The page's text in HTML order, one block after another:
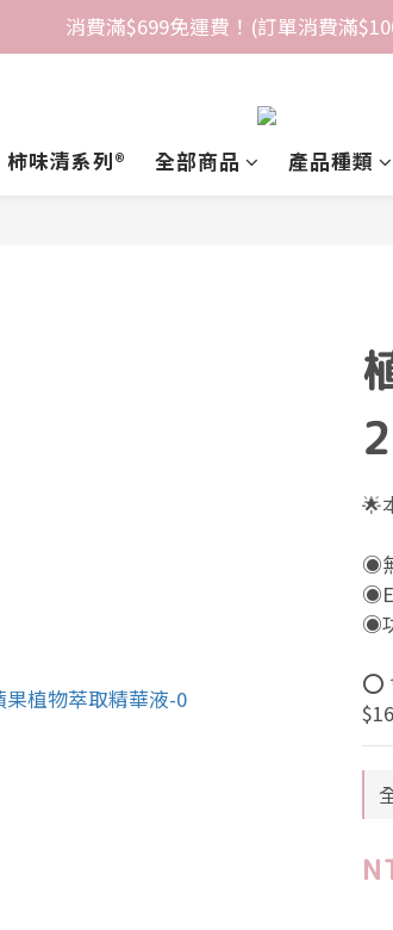
消費滿$699免運費！(訂單消費滿
柿味清系列®️ 全部商品 產品種類
🌟
◉
◉
⭕